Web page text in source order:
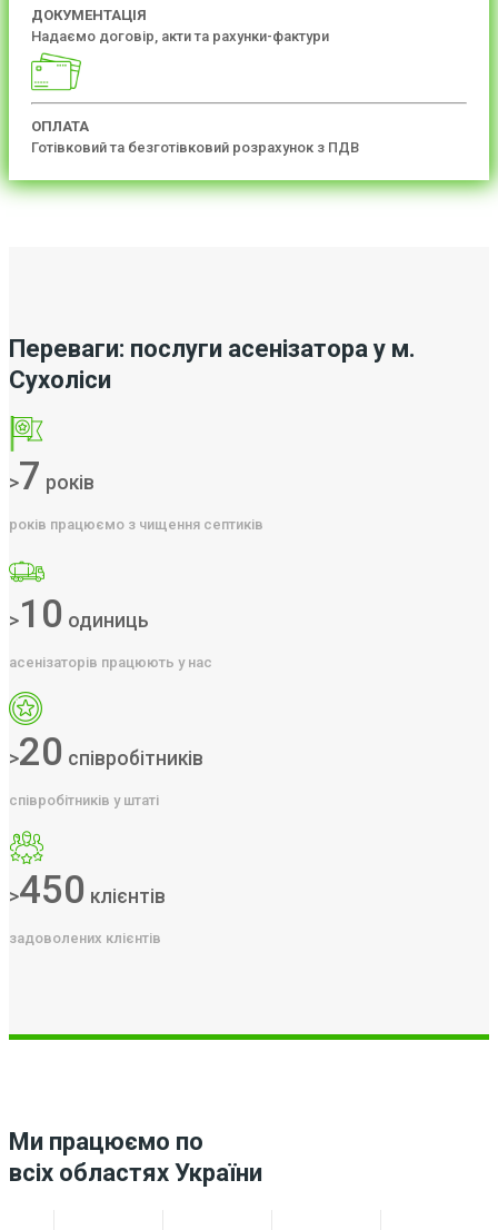
ДОКУМЕНТАЦІЯ
Надаємо договір, акти та рахунки-фактури
ОПЛАТА
Готівковий та безготівковий розрахунок з ПДВ
Переваги: послуги асенізатора у м.
Сухоліси
>7 років
років працюємо з чищення септиків
>10 одиниць
асенізаторів працюють у нас
>20 співробітників
співробітників у штаті
>450 клієнтів
задоволених клієнтів
Ми працюємо по
всіх областях України